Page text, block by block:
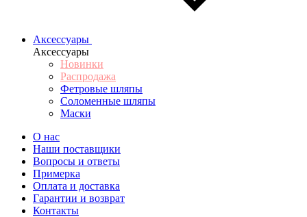
Аксессуары
Аксессуары
Новинки
Распродажа
Фетровые шляпы
Соломенные шляпы
Маски
О нас
Наши поставщики
Вопросы и ответы
Примерка
Оплата и доставка
Гарантии и возврат
Контакты